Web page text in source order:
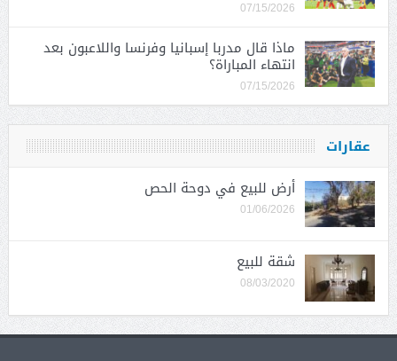
07/15/2026
ماذا قال مدربا إسبانيا وفرنسا واللاعبون بعد
انتهاء المباراة؟
07/15/2026
عقارات
أرض للبيع في دوحة الحص
01/06/2026
شقة للبيع
08/03/2020